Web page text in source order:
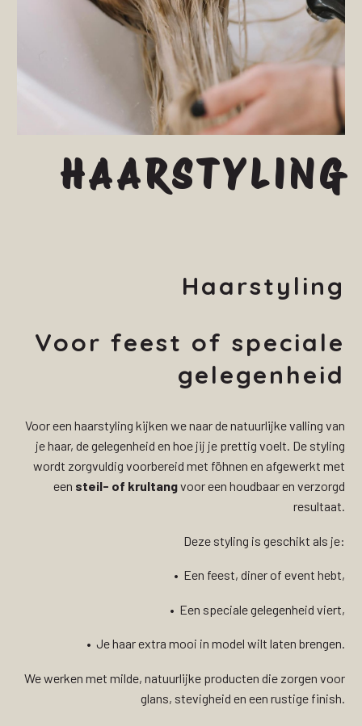
HAARSTYLING
Haarstyling
Voor feest of speciale
gelegenheid
Voor een haarstyling kijken we naar de natuurlijke valling van
je haar, de gelegenheid en hoe jij je prettig voelt. De styling
wordt zorgvuldig voorbereid met föhnen en afgewerkt met
een steil- of krultangvoor een houdbaar en verzorgd
resultaat.
Deze styling is geschikt als je:
• Een feest, diner of event hebt,
• Een speciale gelegenheid viert,
• Je haar extra mooi in model wilt laten brengen.
We werken met milde, natuurlijke producten die zorgen voor
glans, stevigheid en een rustige finish.